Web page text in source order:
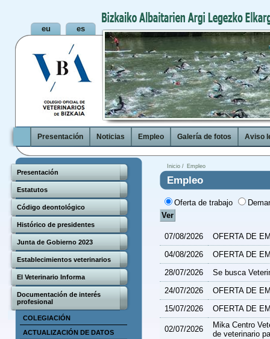
Presentación Noticias Empleo Galería de fotos Aviso
Presentación
Estatutos
Código deontológico
Histórico de presidentes
Junta de Gobierno 2023
Establecimientos veterinarios
El Veterinario Informa
Documentación de interés
profesional
COLEGIACIÓN
ACTUALIZACIÓN DE DATOS
Inicio / Empleo
Empleo
Oferta de trabajo
07/08/2026
OFERTA DE
04/08/2026
OFERTA DE
28/07/2026
Se busca
24/07/2026
OFERTA DE
15/07/2026
OFERTA DE
02/07/2026
Mika Centro
de veterinario